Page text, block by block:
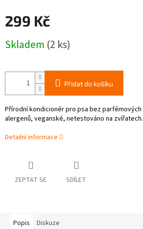
299 Kč
cena:
Skladem (2 ks)
Přidat do košíku
Přírodní kondicionér pro psa bez parfémových
alergenů, veganské, netestováno na zvířatech.
Detailní informace
ZEPTAT SE SDÍLET
Popis Diskuze